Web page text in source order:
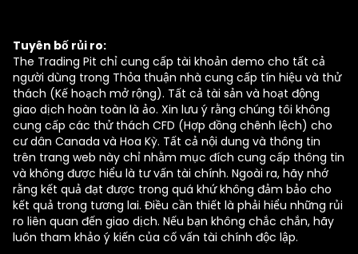
Tuyên bố rủi ro:
The Trading Pit chỉ cung cấp tài khoản demo cho tất cả
người dùng trong Thỏa thuận nhà cung cấp tín hiệu và thử
thách (Kế hoạch mở rộng). Tất cả tài sản và hoạt động
giao dịch hoàn toàn là ảo. Xin lưu ý rằng chúng tôi không
cung cấp các thử thách CFD (Hợp đồng chênh lệch) cho
cư dân Canada và Hoa Kỳ. Tất cả nội dung và thông tin
trên trang web này chỉ nhằm mục đích cung cấp thông tin
và không được hiểu là tư vấn tài chính. Ngoài ra, hãy nhớ
rằng kết quả đạt được trong quá khứ không đảm bảo cho
kết quả trong tương lai. Điều cần thiết là phải hiểu những rủi
ro liên quan đến giao dịch. Nếu bạn không chắc chắn, hãy
luôn tham khảo ý kiến của cố vấn tài chính độc lập.